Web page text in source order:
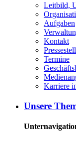
Leit­bild,
Auf­ga­ben
Kon­takt
Ter­mi­ne
Kar­rie­re
Un­se­re